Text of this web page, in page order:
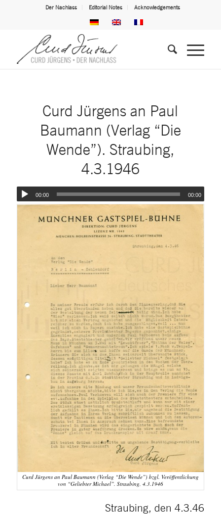
Der Nachlass Editorial Notes Acknowledgements
Curd Jürgens an Paul
Baumann (Verlag “Die
Wende”). Straubing,
4.3.1946
00:00 00:00
Curd Jürgens an Paul Baumann (Verlag “Die Wende”) bzgl. Veröffentlichung
von “Geliebter Michael”. Straubing, 4.3.1946
Straubing, den 4.3.46